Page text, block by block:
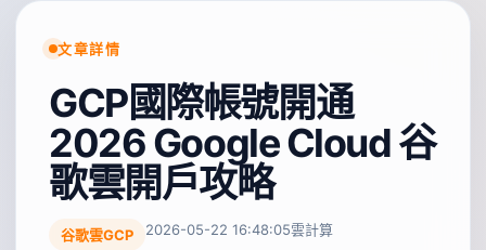
文章詳情
GCP國際帳號開通
2026 Google Cloud 谷
歌雲開戶攻略
谷歌雲GCP 2026-05-22 16:48:05雲計算